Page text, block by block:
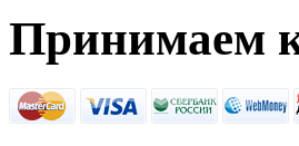
Принимаем